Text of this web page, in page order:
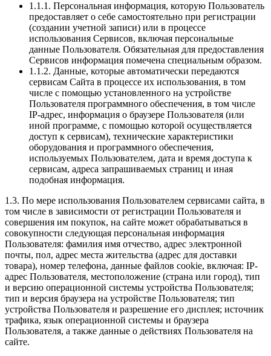
1.1.1. Персональная информация, которую Пользователь
предоставляет о себе самостоятельно при регистрации
(создании учетной записи) или в процессе
использования Сервисов, включая персональные
данные Пользователя. Обязательная для предоставления
Сервисов информация помечена специальным образом.
1.1.2. Данные, которые автоматически передаются
сервисам Сайта в процессе их использования, в том
числе с помощью установленного на устройстве
Пользователя программного обеспечения, в том числе
IP-адрес, информация о браузере Пользователя (или
иной программе, с помощью которой осуществляется
доступ к сервисам), технические характеристики
оборудования и программного обеспечения,
используемых Пользователем, дата и время доступа к
сервисам, адреса запрашиваемых страниц и иная
подобная информация.
1.3. По мере использования Пользователем сервисами сайта, в
том числе в зависимости от регистрации Пользователя и
совершения им покупок, на сайте может обрабатываться в
совокупности следующая персональная информация
Пользователя: фамилия имя отчество, адрес электронной
почты, пол, адрес места жительства (адрес для доставки
товара), номер телефона, данные файлов cookie, включая: IP-
адрес Пользователя, местоположение (страна или город), тип
и версию операционной системы устройства Пользователя;
тип и версия браузера на устройстве Пользователя; тип
устройства Пользователя и разрешение его дисплея; источник
трафика, язык операционной системы и браузера
Пользователя, а также данные о действиях Пользователя на
сайте.